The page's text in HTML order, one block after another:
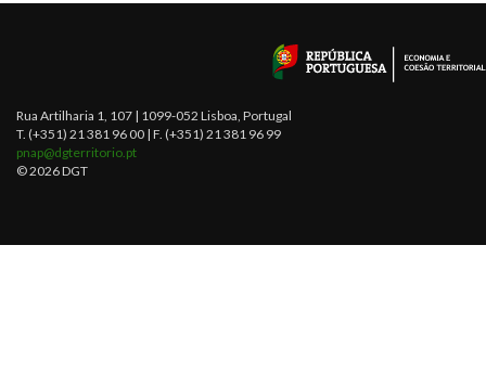
Rua Artilharia 1, 107 | 1099-052 Lisboa, Portugal
T. (+351) 21 381 96 00 | F. (+351) 21 381 96 99
pnap@dgterritorio.pt
© 2026 DGT